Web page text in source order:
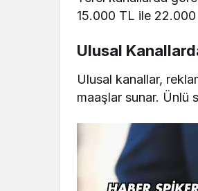
15.000 TL ile 22.000
Ulusal
Ulusal kanallar,
maaşlar sunar. Ünlü